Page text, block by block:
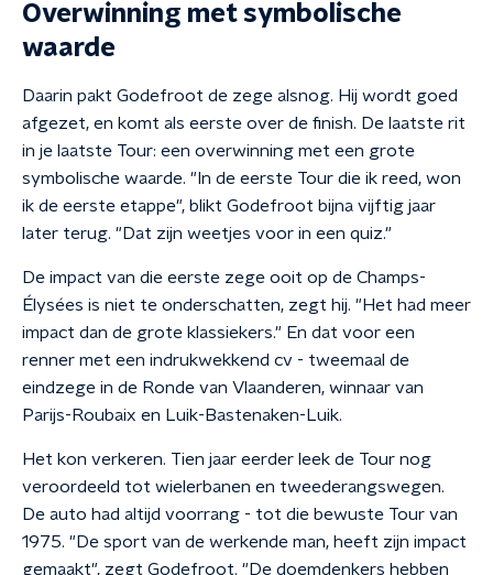
Overwinning met symbolische
waarde
Daarin pakt Godefroot de zege alsnog. Hij wordt goed
afgezet, en komt als eerste over de finish. De laatste rit
in je laatste Tour: een overwinning met een grote
symbolische waarde. "In de eerste Tour die ik reed, won
ik de eerste etappe", blikt Godefroot bijna vijftig jaar
later terug. "Dat zijn weetjes voor in een quiz."
De impact van die eerste zege ooit op de Champs-
Élysées is niet te onderschatten, zegt hij. "Het had meer
impact dan de grote klassiekers." En dat voor een
renner met een indrukwekkend cv - tweemaal de
eindzege in de Ronde van Vlaanderen, winnaar van
Parijs-Roubaix en Luik-Bastenaken-Luik.
Het kon verkeren. Tien jaar eerder leek de Tour nog
veroordeeld tot wielerbanen en tweederangswegen.
De auto had altijd voorrang - tot die bewuste Tour van
1975. "De sport van de werkende man, heeft zijn impact
gemaakt", zegt Godefroot. "De doemdenkers hebben